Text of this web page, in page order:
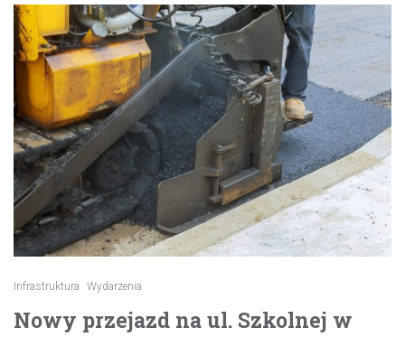
Infrastruktura Wydarzenia
Nowy przejazd na ul. Szkolnej w